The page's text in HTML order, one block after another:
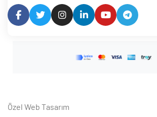
Özel Web Tasarım